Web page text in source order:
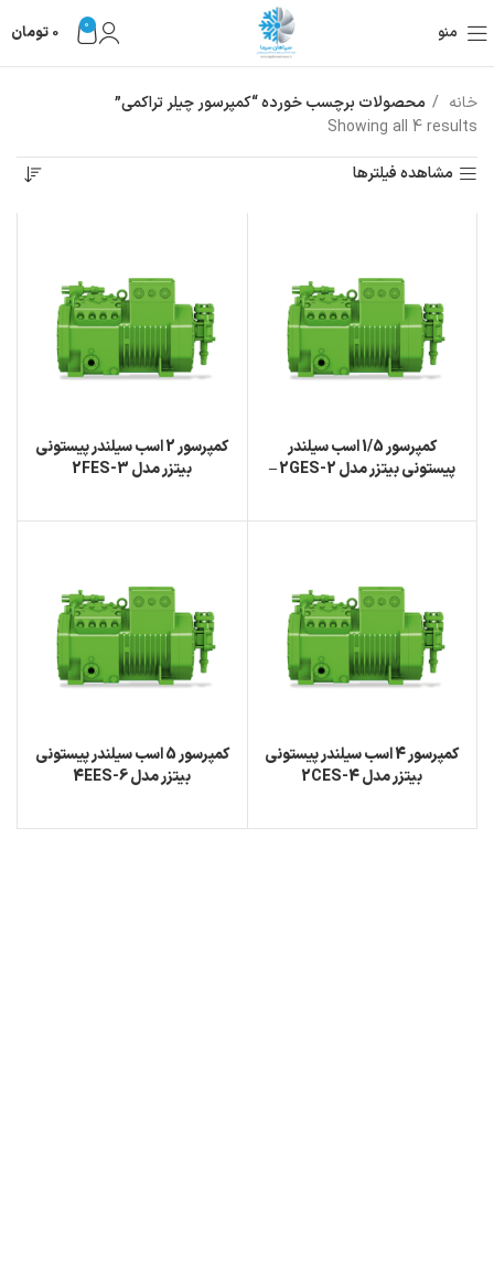
منو 0
0 تومان
خانه
محصولات برچسب خورده “کمپرسور چیلر تراکمی”
Showing all 4 results
مشاهده فیلترها
کمپرسور 1/5 اسب سیلندر
پیستونی بیتزر مدل 2GES-2 –
کمپرسور 2 اسب سیلندر پیستونی
بیتزر مدل 2FES-3
کمپرسور 4 اسب سیلندر پیستونی
بیتزر مدل 2CES-4
کمپرسور 5 اسب سیلندر پیستونی
بیتزر مدل 4EES-6